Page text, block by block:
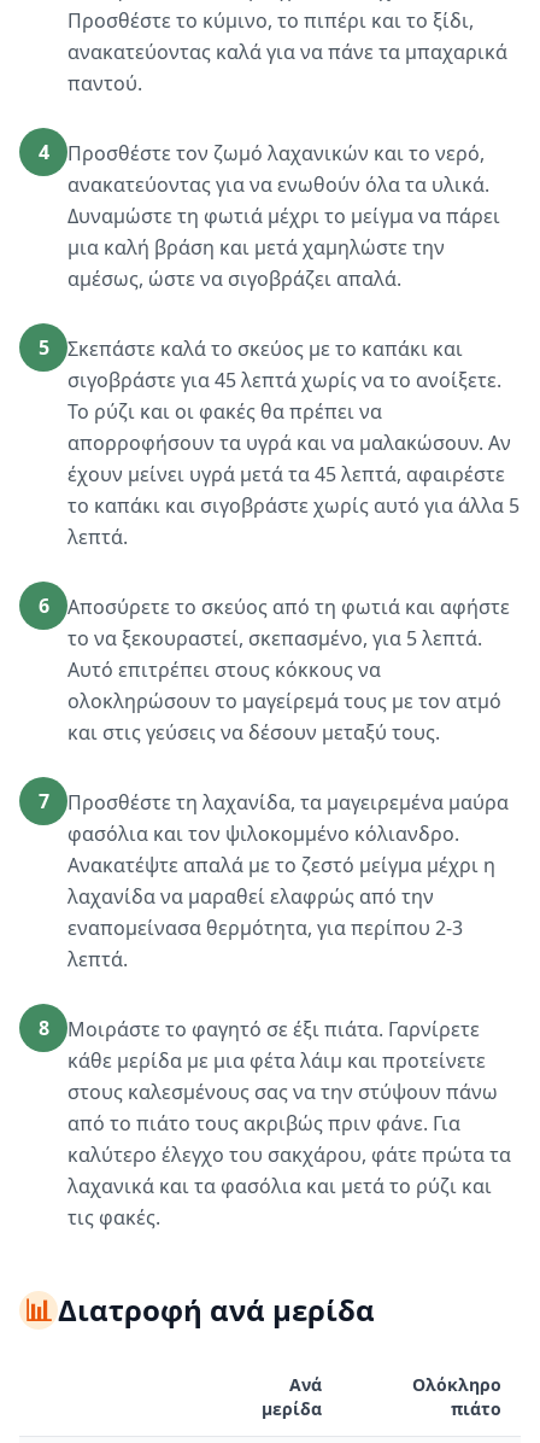
Προσθέστε το κύμινο, το πιπέρι και το ξίδι,
ανακατεύοντας καλά για να πάνε τα μπαχαρικά
παντού.
4
Προσθέστε τον ζωμό λαχανικών και το νερό,
ανακατεύοντας για να ενωθούν όλα τα υλικά.
Δυναμώστε τη φωτιά μέχρι το μείγμα να πάρει
μια καλή βράση και μετά χαμηλώστε την
αμέσως, ώστε να σιγοβράζει απαλά.
5
Σκεπάστε καλά το σκεύος με το καπάκι και
σιγοβράστε για 45 λεπτά χωρίς να το ανοίξετε.
Το ρύζι και οι φακές θα πρέπει να
απορροφήσουν τα υγρά και να μαλακώσουν. Αν
έχουν μείνει υγρά μετά τα 45 λεπτά, αφαιρέστε
το καπάκι και σιγοβράστε χωρίς αυτό για άλλα 5
λεπτά.
6
Αποσύρετε το σκεύος από τη φωτιά και αφήστε
το να ξεκουραστεί, σκεπασμένο, για 5 λεπτά.
Αυτό επιτρέπει στους κόκκους να
ολοκληρώσουν το μαγείρεμά τους με τον ατμό
και στις γεύσεις να δέσουν μεταξύ τους.
7
Προσθέστε τη λαχανίδα, τα μαγειρεμένα μαύρα
φασόλια και τον ψιλοκομμένο κόλιανδρο.
Ανακατέψτε απαλά με το ζεστό μείγμα μέχρι η
λαχανίδα να μαραθεί ελαφρώς από την
εναπομείνασα θερμότητα, για περίπου 2-3
λεπτά.
8
Μοιράστε το φαγητό σε έξι πιάτα. Γαρνίρετε
κάθε μερίδα με μια φέτα λάιμ και προτείνετε
στους καλεσμένους σας να την στύψουν πάνω
από το πιάτο τους ακριβώς πριν φάνε. Για
καλύτερο έλεγχο του σακχάρου, φάτε πρώτα τα
λαχανικά και τα φασόλια και μετά το ρύζι και
τις φακές.
📊Διατροφή ανά μερίδα
Ανά
μερίδα
Ολόκληρο
πιάτο